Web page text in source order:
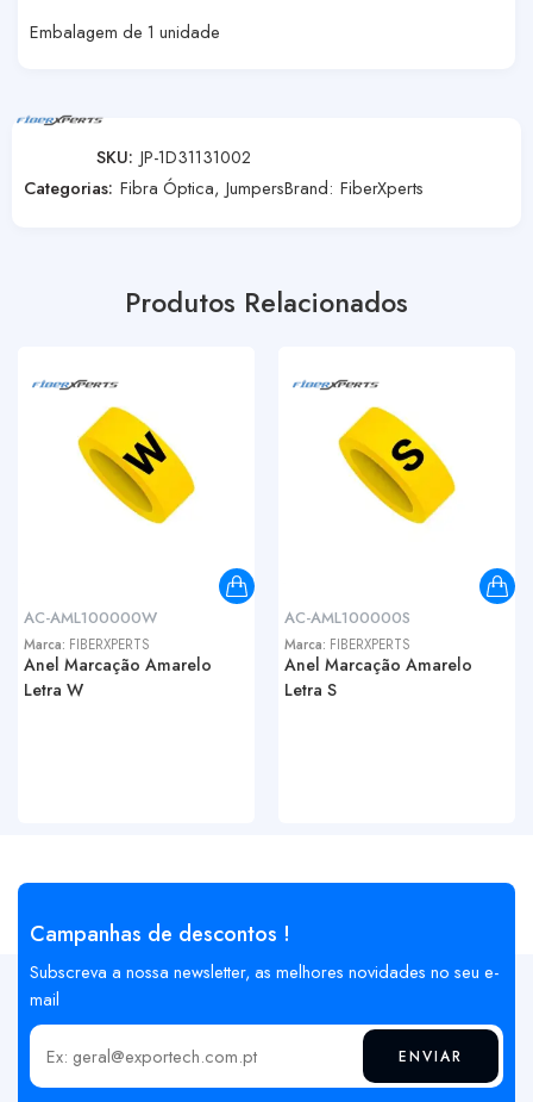
Embalagem de 1 unidade
SKU: JP-1D31131002
Categorias: Fibra Óptica, JumpersBrand: FiberXperts
Produtos Relacionados
AC-AML100000W
Marca: FIBERXPERTS
Anel Marcação Amarelo
Letra W
AC-AML100000S
Marca: FIBERXPERTS
Anel Marcação Amarelo
Letra S
Campanhas de descontos !
Subscreva a nossa newsletter, as melhores novidades no seu e-
mail
Insira o seu email ENVIAR